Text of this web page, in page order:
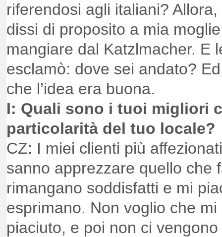
riferendosi agli italiani?
dissi di proposito a mia
mangiare dal Katzlmacher. E
esclamò: dove sei andato?
che l’idea era buona.
I: Quali sono i tuoi migliori
particolarità del tuo locale?
CZ: I miei clienti più
sanno apprezzare quello che
rimangano soddisfatti e mi
esprimano. Non voglio che
piaciuto, e poi non ci